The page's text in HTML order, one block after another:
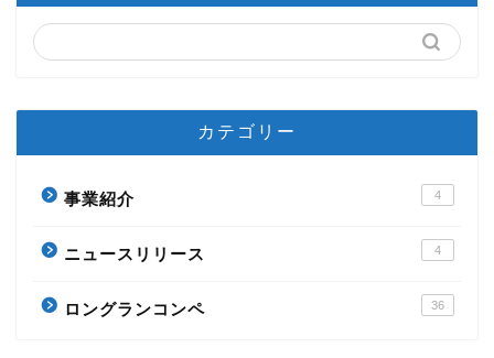
カテゴリー
事業紹介 4
ニュースリリース 4
ロングランコンペ 36